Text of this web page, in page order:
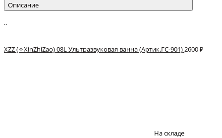
Описание
..
XZZ (✧XinZhiZao) 08L Ультразвуковая ванна (Артик.ГС-901)2600 ₽
На складе